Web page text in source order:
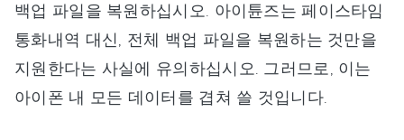
백업 파일을 복원하십시오. 아이튠즈는 페이스타임
통화내역 대신, 전체 백업 파일을 복원하는 것만을
지원한다는 사실에 유의하십시오. 그러므로, 이는
아이폰 내 모든 데이터를 겹쳐 쓸 것입니다.